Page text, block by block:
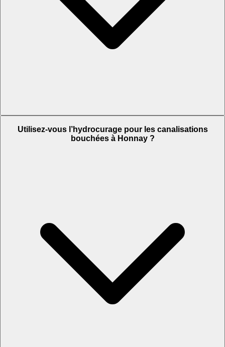
Utilisez-vous l’hydrocurage pour les canalisations
bouchées à Honnay ?